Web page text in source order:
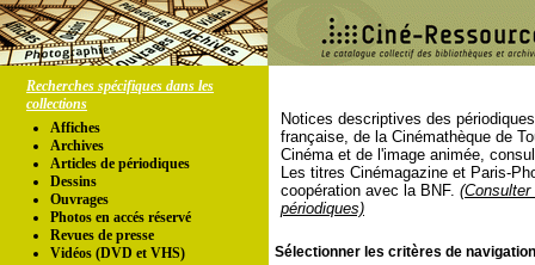
Recherches spécifiques dans les
collections
Affiches
Archives
Articles de périodiques
Dessins
Ouvrages
Photos en accés réservé
Revues de presse
Vidéos (DVD et VHS)
Notices descriptives des
française, de la Cinémathèque de
Cinéma et de l'image animée,
Les titres Cinémagazine et Paris-
coopération avec la BNF.
périodiques)
Sélectionner les critères de